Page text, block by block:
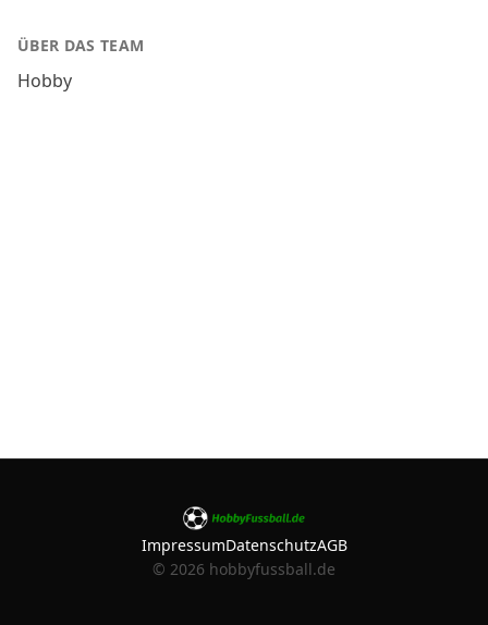
ÜBER DAS TEAM
Hobby
ImpressumDatenschutzAGB
© 2026 hobbyfussball.de